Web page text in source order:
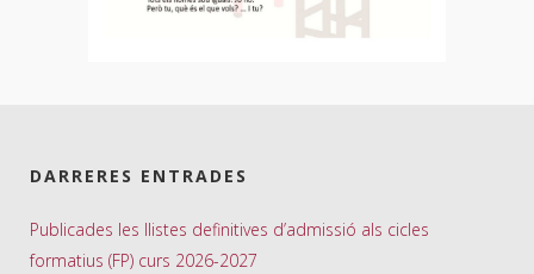
DARRERES ENTRADES
Publicades les llistes definitives d’admissió als cicles
formatius (FP) curs 2026-2027